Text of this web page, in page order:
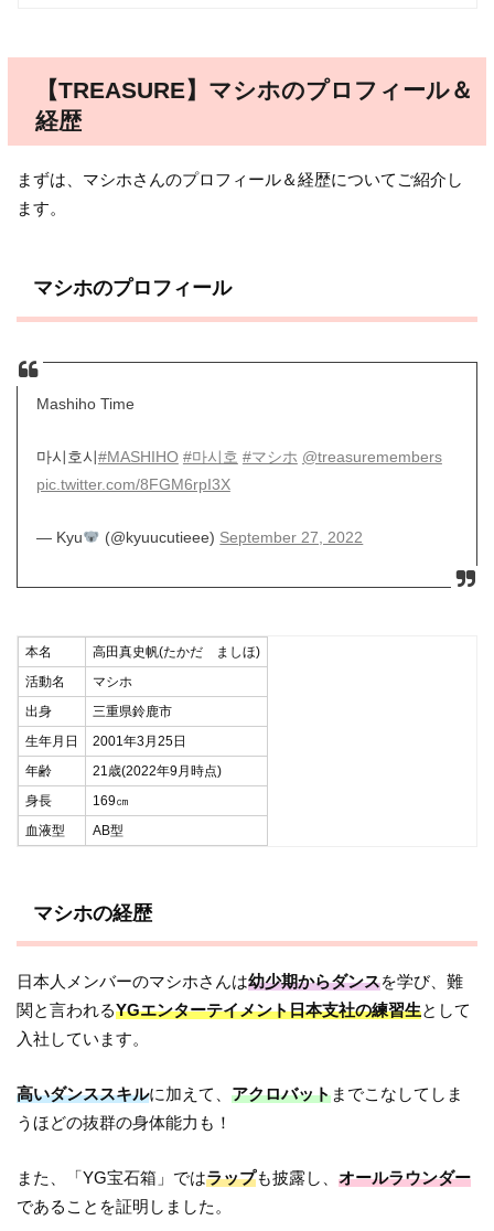
【TREASURE】マシホのプロフィール＆
経歴
まずは、マシホさんのプロフィール＆経歴についてご紹介し
ます。
マシホのプロフィール
Mashiho Time
마시호시#MASHIHO #마시호 #マシホ @treasuremembers
pic.twitter.com/8FGM6rpI3X
— Kyu (@kyuucutieee) September 27, 2022
本名
高田真史帆(たかだ ましほ)
活動名
マシホ
出身
三重県鈴鹿市
生年月日
2001年3月25日
年齢
21歳(2022年9月時点)
身長
169㎝
血液型
AB型
マシホの経歴
日本人メンバーのマシホさんは幼少期からダンスを学び、難
関と言われるYGエンターテイメント日本支社の練習生として
入社しています。
高いダンススキルに加えて、アクロバットまでこなしてしま
うほどの抜群の身体能力も！
また、「YG宝石箱」ではラップも披露し、オールラウンダー
であることを証明しました。